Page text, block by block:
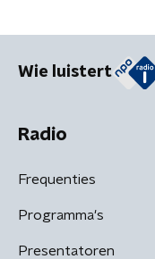
Wie luistert
Radio
Frequenties
Programma's
Presentatoren